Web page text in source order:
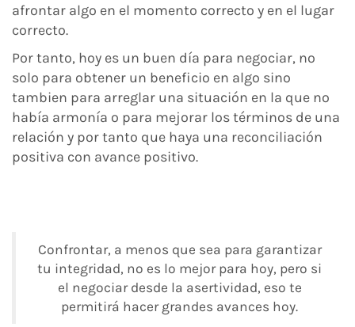
afrontar algo en el momento correcto y en el lugar
correcto.
Por tanto, hoy es un buen día para negociar, no
solo para obtener un beneficio en algo sino
tambien para arreglar una situación en la que no
había armonía o para mejorar los términos de una
relación y por tanto que haya una reconciliación
positiva con avance positivo.
Confrontar, a menos que sea para garantizar
tu integridad, no es lo mejor para hoy, pero si
el negociar desde la asertividad, eso te
permitirá hacer grandes avances hoy.